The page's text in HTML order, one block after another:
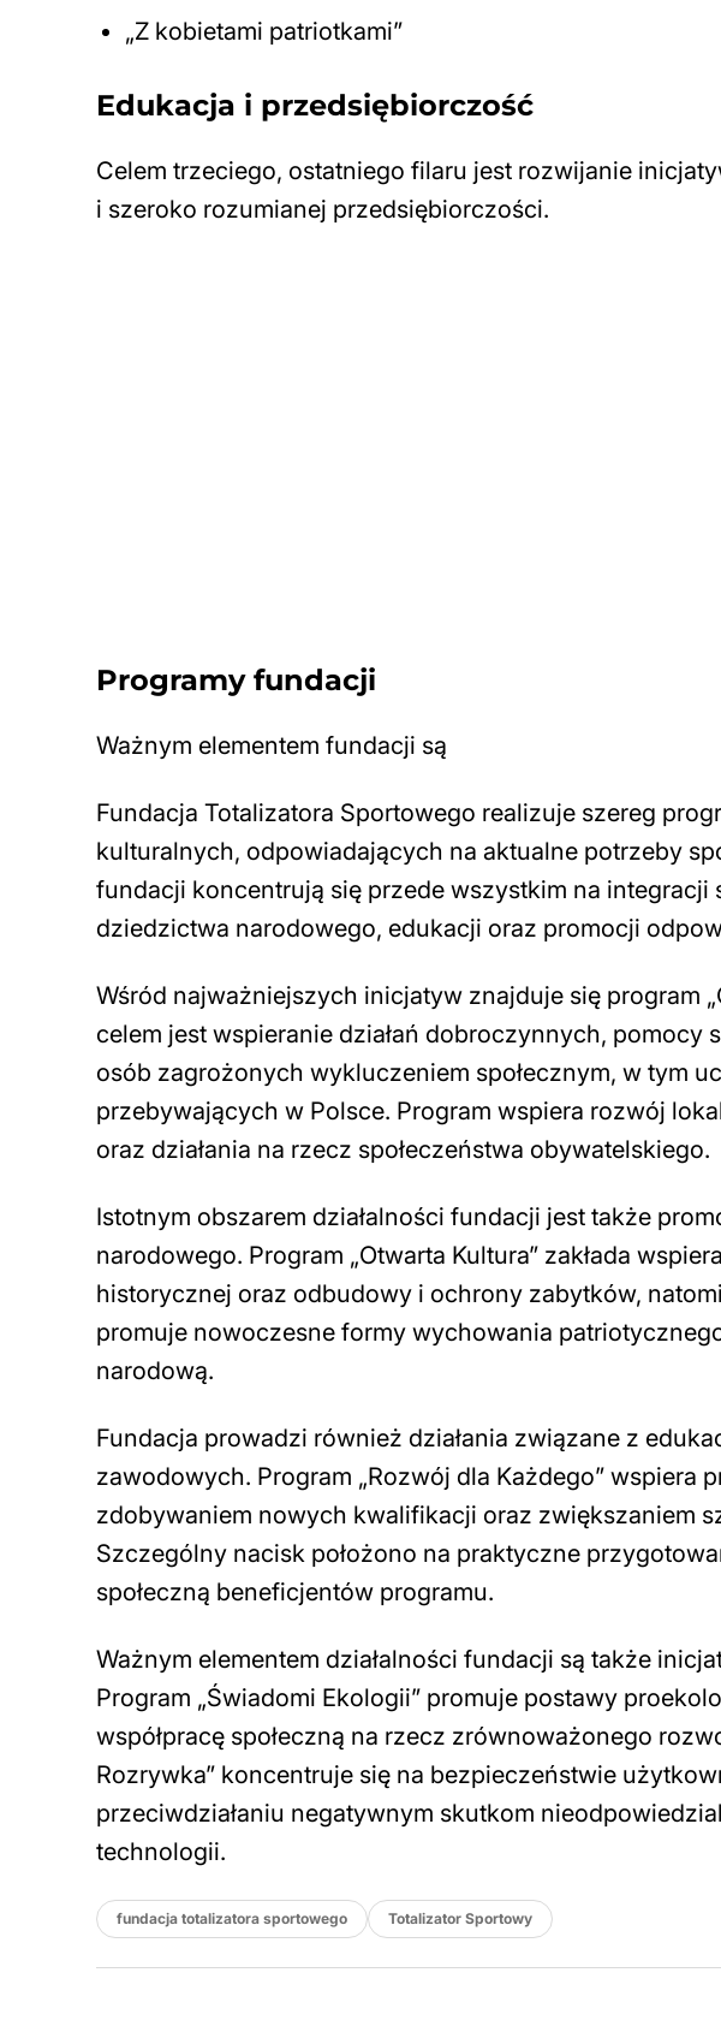
„Z kobietami patriotkami”
Edukacja i przedsiębiorczość
Celem trzeciego, ostatniego filaru jest rozwijanie
i szeroko rozumianej przedsiębiorczości.
Programy fundacji
Ważnym elementem fundacji są
Fundacja Totalizatora Sportowego realizuje szereg
kulturalnych, odpowiadających na aktualne potrzeby
fundacji koncentrują się przede wszystkim na integracji
dziedzictwa narodowego, edukacji oraz promocji
Wśród najważniejszych inicjatyw znajduje się program
celem jest wspieranie działań dobroczynnych, pomocy
osób zagrożonych wykluczeniem społecznym, w tym
przebywających w Polsce. Program wspiera rozwój
oraz działania na rzecz społeczeństwa obywatelskiego.
Istotnym obszarem działalności fundacji jest także
narodowego. Program „Otwarta Kultura” zakłada
historycznej oraz odbudowy i ochrony zabytków,
promuje nowoczesne formy wychowania
narodową.
Fundacja prowadzi również działania związane z
zawodowych. Program „Rozwój dla Każdego” wspiera
zdobywaniem nowych kwalifikacji oraz zwiększaniem
Szczególny nacisk położono na praktyczne
społeczną beneficjentów programu.
Ważnym elementem działalności fundacji są także
Program „Świadomi Ekologii” promuje postawy
współpracę społeczną na rzecz zrównoważonego
Rozrywka” koncentruje się na bezpieczeństwie
przeciwdziałaniu negatywnym skutkom
technologii.
fundacja totalizatora sportowego Totalizator Sportowy